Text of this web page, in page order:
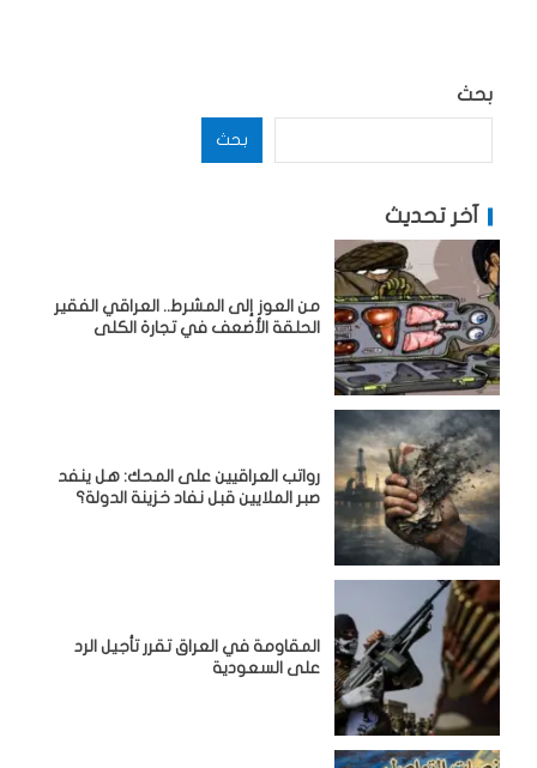
بحث
بحث
آخر تحديث
من العوز إلى المشرط.. العراقي الفقير
الحلقة الأضعف في تجارة الكلى
رواتب العراقيين على المحك: هل ينفد
صبر الملايين قبل نفاد خزينة الدولة؟
المقاومة في العراق تقرر تأجيل الرد
على السعودية